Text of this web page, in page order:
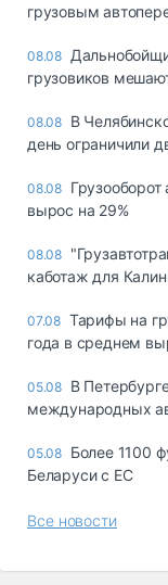
грузовым
08.08
грузовиков
08.08 В
день ограничили
08.08
вырос на 29%
08.08
каботаж для
07.08 Тарифы на
года в среднем
05.08 В
международных
05.08 Более 1100
Беларуси с ЕС
Все новости